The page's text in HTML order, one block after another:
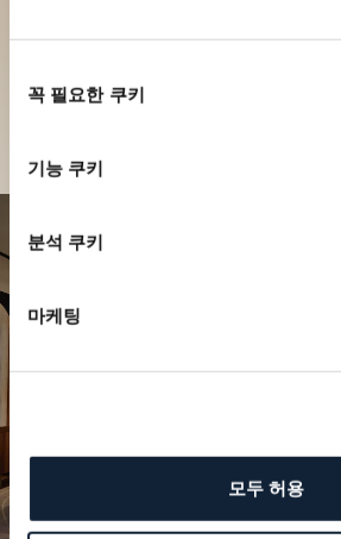
꼭 필요한 쿠키
기능 쿠키
분석 쿠키
마케팅
모두 허용